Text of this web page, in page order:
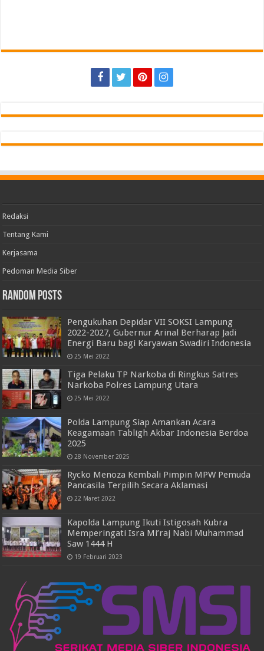
Redaksi
Tentang Kami
Kerjasama
Pedoman Media Siber
Random Posts
Pengukuhan Depidar VII SOKSI Lampung
2022-2027, Gubernur Arinal Berharap Jadi
Energi Baru bagi Karyawan Swadiri Indonesia
25 Mei 2022
Tiga Pelaku TP Narkoba di Ringkus Satres
Narkoba Polres Lampung Utara
25 Mei 2022
Polda Lampung Siap Amankan Acara
Keagamaan Tabligh Akbar Indonesia Berdoa
2025
28 November 2025
Rycko Menoza Kembali Pimpin MPW Pemuda
Pancasila Terpilih Secara Aklamasi
22 Maret 2022
Kapolda Lampung Ikuti Istigosah Kubra
Memperingati Isra Mi’raj Nabi Muhammad
Saw 1444 H
19 Februari 2023